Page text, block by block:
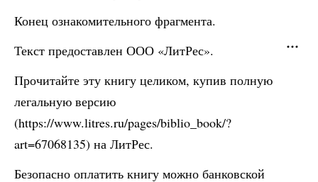
Конец ознакомительного фрагмента.
Текст предоставлен ООО «ЛитРес».
Прочитайте эту книгу целиком, купив полную
легальную версию
(https://www.litres.ru/pages/biblio_book/?
art=67068135) на ЛитРес.
Безопасно оплатить книгу можно банковской